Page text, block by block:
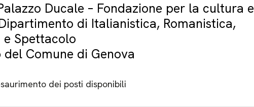
Ducale – Fondazione per la cultura e
di Italianistica, Romanistica,
Spettacolo
Comune di Genova
dei posti disponibili